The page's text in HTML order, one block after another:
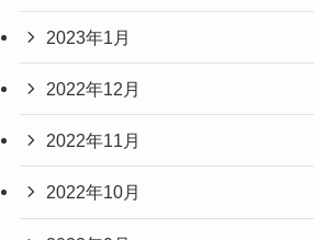
2023年1月
2022年12月
2022年11月
2022年10月